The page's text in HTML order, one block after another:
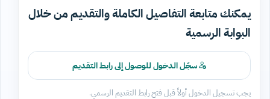
يمكنك متابعة التفاصيل الكاملة والتقديم من خلال
البوابة الرسمية
سجّل الدخول للوصول إلى رابط التقديم
يجب تسجيل الدخول أولاً قبل فتح رابط التقديم الرسمي.